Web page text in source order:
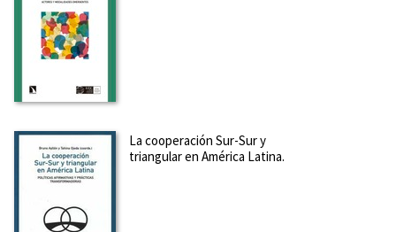
La cooperación Sur-Sur y
triangular en América Latina.